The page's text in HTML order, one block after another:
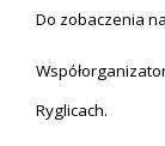
Do zobaczenia
Ryglicach.